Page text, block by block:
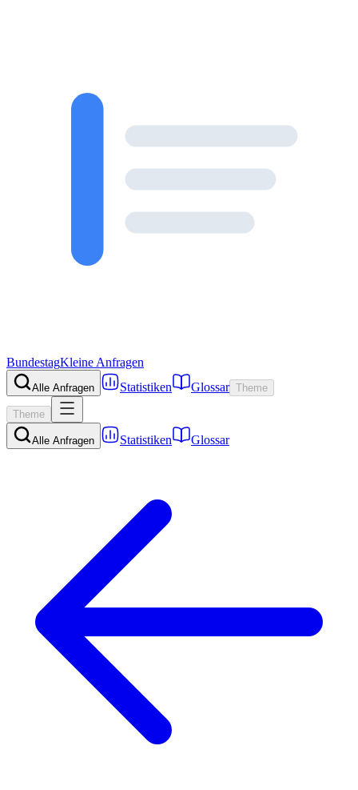
BundestagKleine Anfragen
Alle Anfragen Statistiken Glossar Theme
Theme
Alle Anfragen Statistiken Glossar